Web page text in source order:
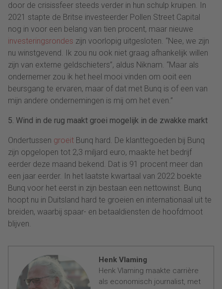
door de crisissfeer steeds verder in hun schulp kruipen. In
2021 stapte de Britse investeerder Pollen Street Capital
nog in voor een belang van tien procent, maar nieuwe
investeringsrondes zijn voorlopig uitgesloten. “Nee, we zijn
nu winstgevend. Ik zou nu ook niet graag afhankelijk willen
zijn van externe geldschieters”, aldus Niknam. “Maar als
ondernemer zou ik het heel mooi vinden om ooit een
beursgang te ervaren, maar of dat met Bunq is of een van
mijn andere ondernemingen is mij om het even.”
5. Wind in de rug maakt groei mogelijk in de zwakke markt
Ondertussen groeit Bunq hard. De klanttegoeden bij Bunq
zijn opgelopen tot 2,3 miljard euro, maakte het bedrijf
eerder deze maand bekend. Dat is 91 procent meer dan
een jaar eerder. In het laatste kwartaal van 2022 boekte
Bunq voor het eerst in zijn bestaan een nettowinst. Bunq
hoopt nu in Duitsland hard te groeien en internationaal uit te
breiden, waarbij spaar- en betaaldiensten de hoofdmoot
blijven.
Henk Vlaming
Henk Vlaming maakte carrière
als economisch journalist, met